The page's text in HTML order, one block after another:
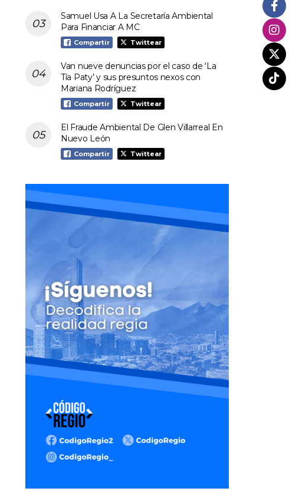
Samuel Usa A La Secretaría Ambiental
Para Financiar A MC
Compartir Twittear
Van nueve denuncias por el caso de ‘La
Tía Paty’ y sus presuntos nexos con
Mariana Rodríguez
Compartir Twittear
El Fraude Ambiental De Glen Villarreal En
Nuevo León
Compartir Twittear